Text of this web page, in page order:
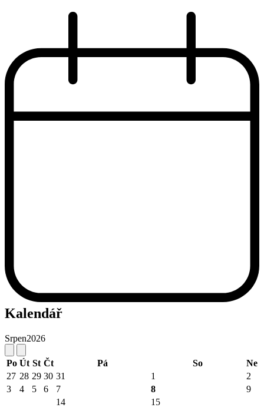
Kalendář
Srpen2026
Po Út St Čt Pá So
Ne
27 28 29 30 31 1
2
3
4 5 6 7 8 9
14 15